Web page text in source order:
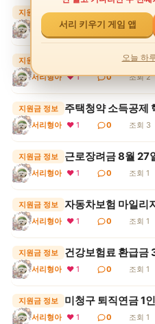
지원금 정보
서리형아 ❤ 1 0 조회 2
지원금 정보
서리형아 ❤ 1 0 조회 2
지원금 정보
서리형아 ❤ 1 0 조회 3
지원금 정보
서리형아 ❤ 1 0 조회 1
지원금 정보
서리형아 ❤ 1 0 조회 1
지원금 정보
서리형아 ❤ 1 0 조회 1
지원금 정보
서리형아 ❤ 1 0 조회 1
서리 키우기 게임 앱
오늘 하